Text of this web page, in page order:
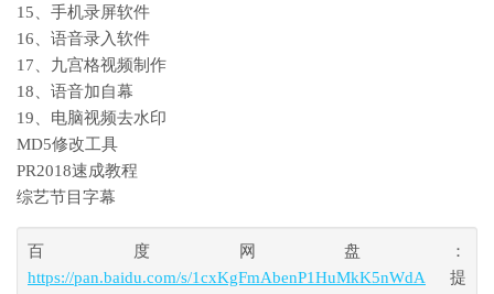
15、手机录屏软件
16、语音录入软件
17、九宫格视频制作
18、语音加自幕
19、电脑视频去水印
MD5修改工具
PR2018速成教程
综艺节目字幕
百度网盘：
https://pan.baidu.com/s/1cxKgFmAbenP1HuMkK5nWdA 提